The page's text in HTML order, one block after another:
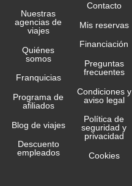
Nuestras
agencias de
viajes
Quiénes
somos
Franquicias
Programa de
afiliados
Blog de viajes
Descuento
empleados
Contacto
Mis reservas
Financiación
Preguntas
frecuentes
Condiciones y
aviso legal
Política de
seguridad y
privacidad
Cookies